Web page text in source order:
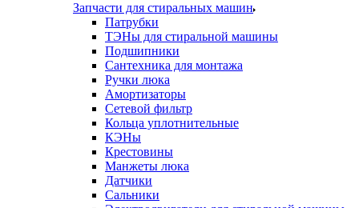
Запчасти для стиральных машин
Патрубки
ТЭНы для стиральной машины
Подшипники
Сантехника для монтажа
Ручки люка
Амортизаторы
Сетевой фильтр
Кольца уплотнительные
КЭНы
Крестовины
Манжеты люка
Датчики
Сальники